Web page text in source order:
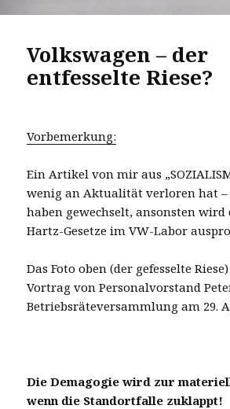
Volkswagen – der
entfesselte Riese?
Vorbemerkung:
Ein Artikel von mir aus
wenig an Aktualität verloren hat –
haben gewechselt, ansonsten
Hartz-Gesetze im VW-Labor
Das Foto oben (der gefesselte
Vortrag von Personalvorstand
Betriebsräteversammlung am 29.
Die Demagogie wird zur
wenn die Standortfalle zuklappt!